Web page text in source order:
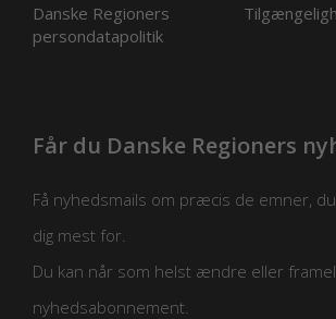
Danske Regioners
persondatapolitik
Får du Danske Regioners
Få nyhedsmails om præcis de emner,
dig mest for.
Du kan når som helst ændre eller
nyhedsabonnement.